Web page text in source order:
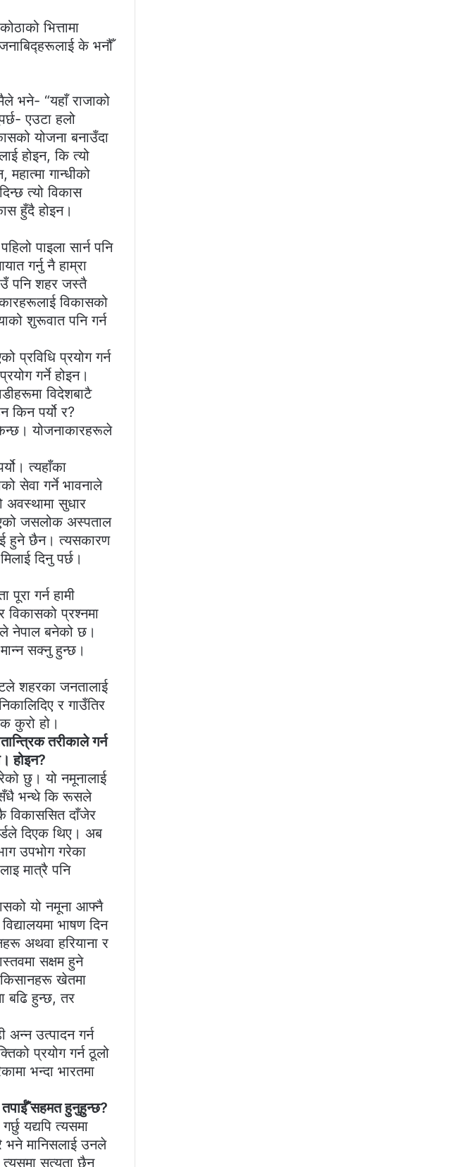
भित्तामा
के भनौँ
भने- “यहाँ राजाको
एउटा हलो
योजना बनाउँदा
होइन, कि त्यो
गान्धीको
त्यो विकास
हुँदै होइन।
पाइला सार्न पनि
गर्नु नै हाम्रा
पनि शहर जस्तै
विकासको
शुरूवात पनि गर्न
प्रविधि प्रयोग गर्न
गर्ने होइन।
विदेशबाटै
किन पर्यो र?
योजनाकारहरूले
त्यहाँका
सेवा गर्ने भावनाले
सुधार
जसलोक अस्पताल
हुने छैन। त्यसकारण
दिनु पर्छ।
गर्न हामी
प्रश्नमा
नेपाल बनेको छ।
सक्नु हुन्छ।
शहरका जनतालाई
र गाउँतिर
कुरो हो।
तरीकाले गर्न
होइन?
छु। यो नमूनालाई
सँधै भन्थे कि रूसले
विकाससित दाँजेर
दिएक थिए। अब
उपभोग गरेका
मात्रै पनि
यो नमूना आफ्नै
भाषण दिन
अथवा हरियाना र
सक्षम हुने
खेतमा
बढि हुन्छ, तर
अन्न उत्पादन गर्न
प्रयोग गर्न ठूलो
भन्दा भारतमा
तपाईँ सहमत हुनुहुन्छ?
यद्यपि त्यसमा
भने मानिसलाई उनले
सत्यता छैन